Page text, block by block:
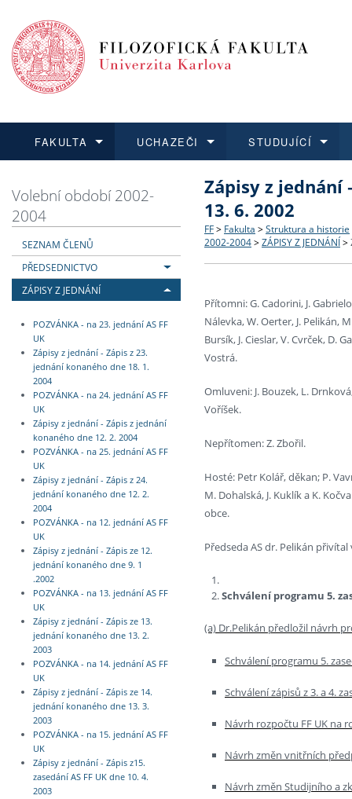
FAKULTA
Dozvědět se více
Struktura a historie
Strategie a další
Absolventi fakulty
Fakultní školy FF UK
UCHAZEČI
Podat přihlášku
Co studovat a jak se
Učitelské studijní
STUDUJÍCÍ
Dozvědět se více
Bakalářské a magisterské
Doktorské studium
Dozvědět se více
O vědě a výzkumu na FF
Akademické kvalifikace
Dozvědět se více
Aktuální nabídky a
Vyjíždějící studenti
Vyjíždějící zaměstnanci
Volební období 2002-
2004
SEZNAM ČLENŮ
PŘEDSEDNICTVO
ZÁPISY Z JEDNÁNÍ
POZVÁNKA - na 23. jednání AS FF
UK
Zápisy z jednání - Zápis z 23.
jednání konaného dne 18. 1.
2004
POZVÁNKA - na 24. jednání AS FF
UK
Zápisy z jednání - Zápis z jednání
konaného dne 12. 2. 2004
POZVÁNKA - na 25. jednání AS FF
UK
Zápisy z jednání - Zápis z 24.
jednání konaného dne 12. 2.
2004
POZVÁNKA - na 12. jednání AS FF
UK
Zápisy z jednání - Zápis ze 12.
jednání konaného dne 9. 1
.2002
POZVÁNKA - na 13. jednání AS FF
UK
Zápisy z jednání - Zápis ze 13.
jednání konaného dne 13. 2.
2003
POZVÁNKA - na 14. jednání AS FF
UK
Zápisy z jednání - Zápis ze 14.
jednání konaného dne 13. 3.
2003
POZVÁNKA - na 15. jednání AS FF
UK
Zápisy z jednání - Zápis z15.
zasedání AS FF UK dne 10. 4.
2003
Zápisy z jednání
13. 6. 2002
FF > Fakulta > Struktura a historie
2002-2004 > ZÁPISY Z JEDNÁNÍ >
Přítomni: G. Cadorini, J.
Nálevka, W. Oerter, J. Pelikán,
Bursík, J. Cieslar, V. Cvrček, D.
Vostrá.
Omluveni: J. Bouzek, L.
Voříšek.
Nepřítomen: Z. Zbořil.
Hosté: Petr Kolář, děkan; P.
M. Dohalská, J. Kuklík a K.
obce.
Předseda AS dr. Pelikán
Schválení programu 5.
(a) Dr.Pelikán předložil návrh
Schválení programu 5.
Schválení zápisů z 3. a 4.
Návrh rozpočtu FF UK na
Návrh změn vnitřních
Návrh změn Studijního a